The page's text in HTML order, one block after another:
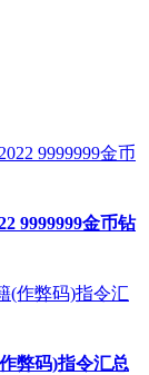
9999999金币钻
弊码)指令汇总